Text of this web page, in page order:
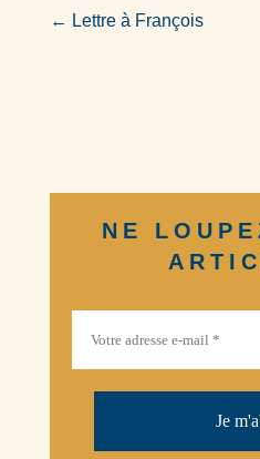
← Lettre à François
NE